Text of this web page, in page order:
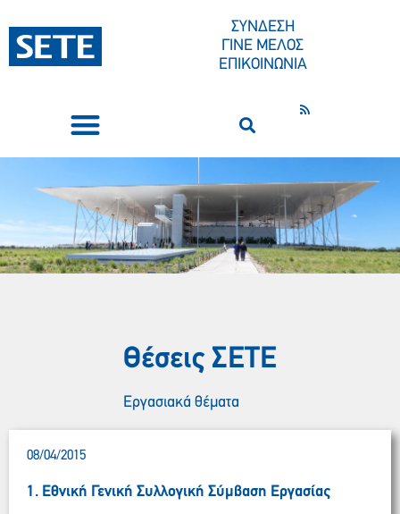
ΣΥΝΔΕΣΗ
ΓΙΝΕ ΜΕΛΟΣ
ΕΠΙΚΟΙΝΩΝΙΑ
Θέσεις ΣΕΤE
Εργασιακά θέματα
08/04/2015
1. Εθνική Γενική Συλλογική Σύμβαση Εργασίας